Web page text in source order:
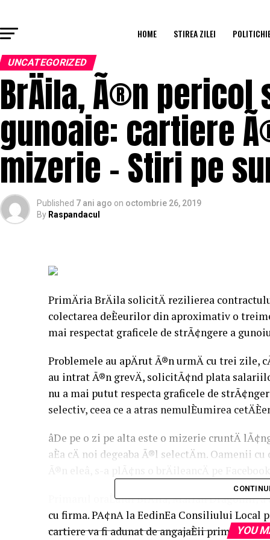
HOME STIREA ZILEI
UNCATEGORIZED
BrÄila, Ã®n pericol
gunoaie: cartiere
mizerie – Stiri pe
Published 7 ani ago on octombrie 26, 2019
By Raspandacul
PrimÄria BrÄila solicitÄ rezilierea
colectarea deÈeurilor din aproximativ o treime
mai respectat graficele de strÃ¢ngere a
Problemele au apÄrut Ã®n urmÄ cu trei zile,
au intrat Ã®n grevÄ, solicitÃ¢nd plata
nu a mai putut respecta graficele de
selectiv, ceea ce a atras nemulÈumirea
âDe pe o zi pe alta este o mizerie cruntÄ
aÈa cÄ noi degeaba Ã®l selectÄm. Oamenii
Primarul oraÈului BrÄila, Marian Dragomir,
cu firma. PÃ¢nÄ la ÈedinÈa Consiliului
cartiere va fi adunat de angajaÈii primÄrieiYOU